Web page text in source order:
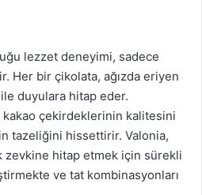
lezzet deneyimi, sadece
Her bir çikolata, ağızda eriyen
ile duyulara hitap eder.
kakao çekirdeklerinin kalitesini
tazeliğini hissettirir. Valonia,
zevkine hitap etmek için sürekli
ve tat kombinasyonları